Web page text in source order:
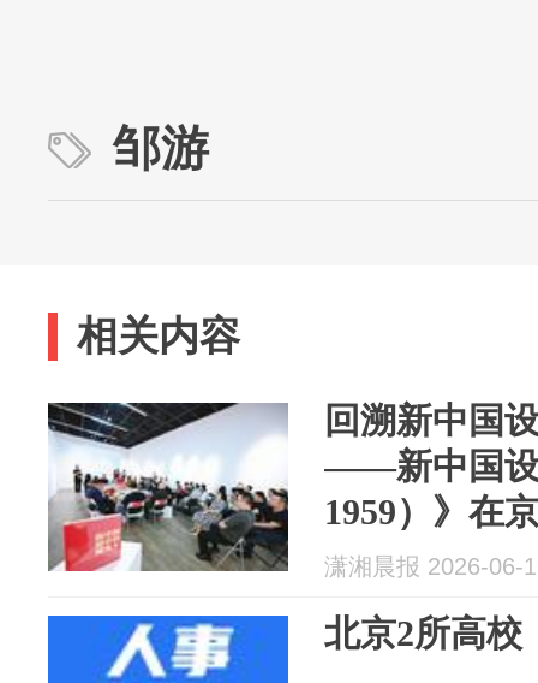
邹游
相关内容
回溯新中国
——新中国设
1959）》在
潇湘晨报 2026-06-
北京2所高校